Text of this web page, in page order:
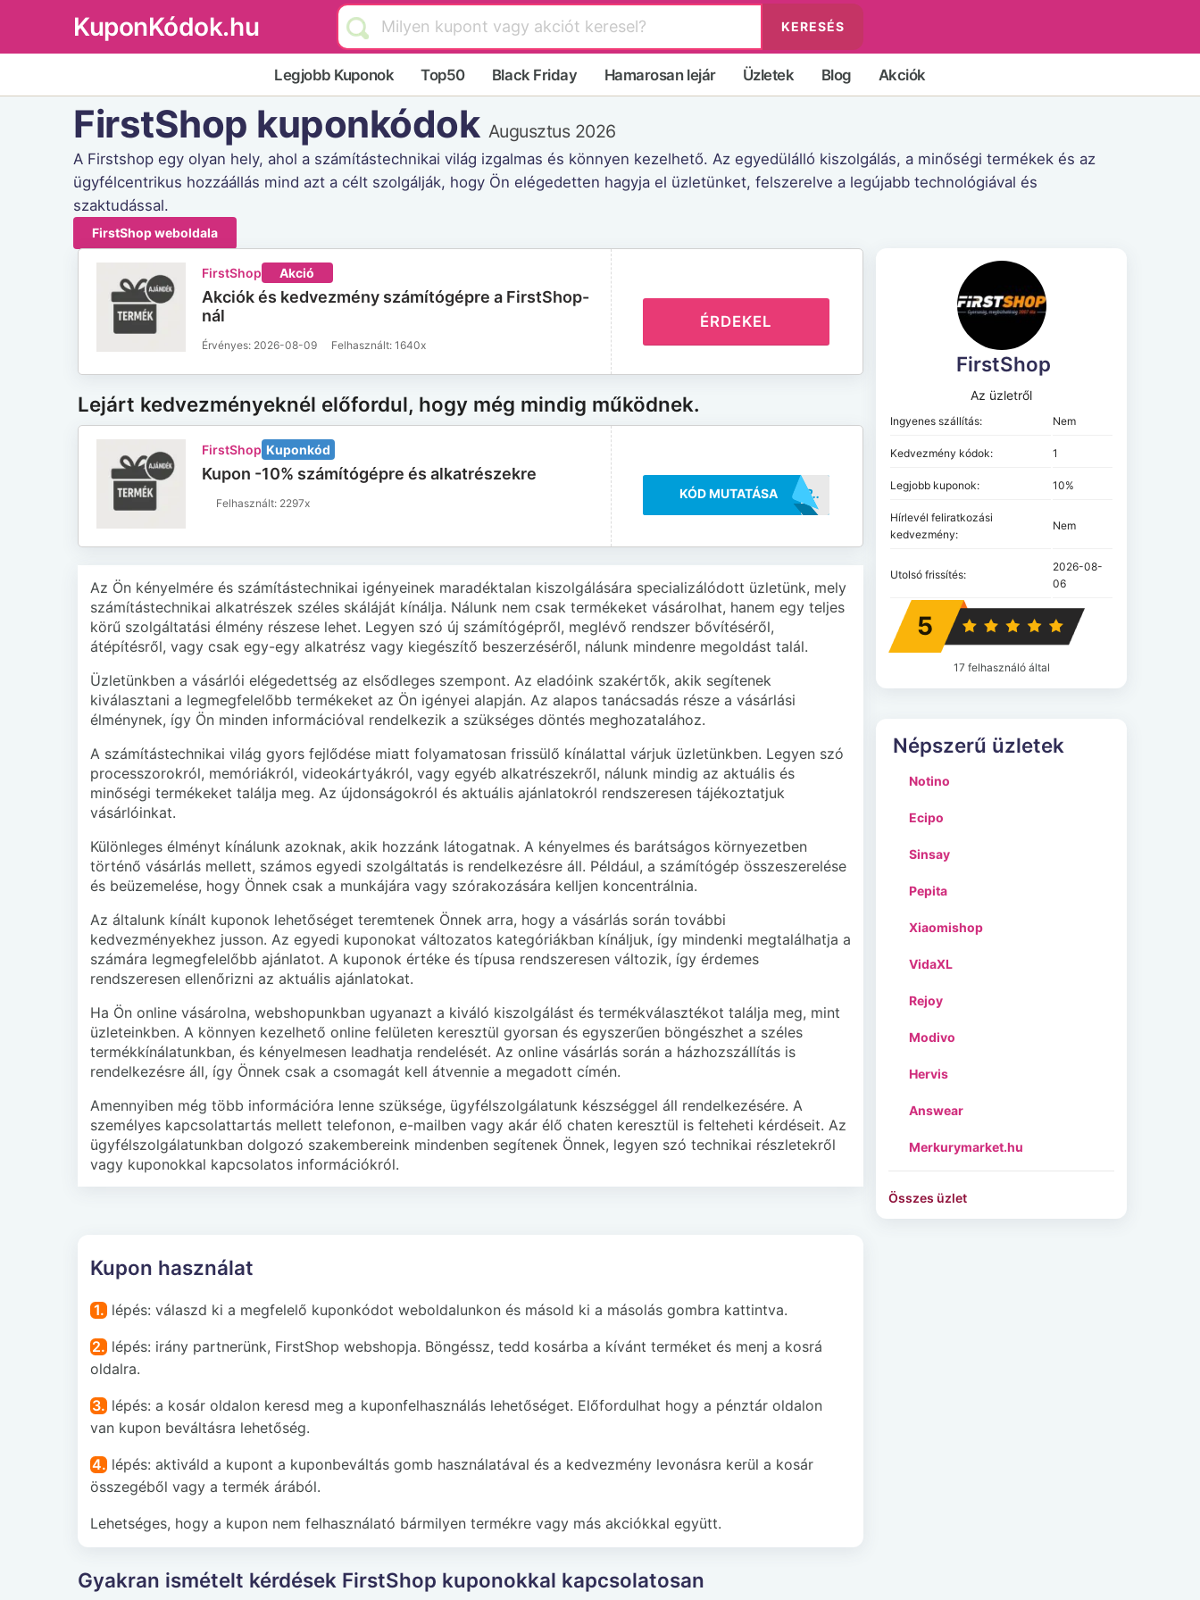
KuponKódok.hu KERESÉS
Legjobb Kuponok Top50 Black Friday Hamarosan lejár Üzletek Blog Akciók
FirstShop kuponkódok Augusztus 2026
A Firstshop egy olyan hely, ahol a számítástechnikai világ izgalmas és könnyen kezelhető. Az egyedülálló kiszolgálás, a minőségi termékek és az
ügyfélcentrikus hozzáállás mind azt a célt szolgálják, hogy Ön elégedetten hagyja el üzletünket, felszerelve a legújabb technológiával és
szaktudással.
FirstShop weboldala
FirstShop Akció
Akciók és kedvezmény számítógépre a FirstShop-
nál
Érvényes: 2026-08-09 1640x
ÉRDEKEL
Lejárt kedvezményeknél előfordul, hogy még mindig működnek.
FirstShop Kuponkód
Kupon -10% számítógépre és alkatrészekre
2297x
KÓD MUTATÁSA ..AÁR
Az Ön kényelmére és számítástechnikai igényeinek maradéktalan kiszolgálására specializálódott üzletünk, mely
számítástechnikai alkatrészek széles skáláját kínálja. Nálunk nem csak termékeket vásárolhat, hanem egy teljes
körű szolgáltatási élmény részese lehet. Legyen szó új számítógépről, meglévő rendszer bővítéséről,
átépítésről, vagy csak egy-egy alkatrész vagy kiegészítő beszerzéséről, nálunk mindenre megoldást talál.
Üzletünkben a vásárlói elégedettség az elsődleges szempont. Az eladóink szakértők, akik segítenek
kiválasztani a legmegfelelőbb termékeket az Ön igényei alapján. Az alapos tanácsadás része a vásárlási
élménynek, így Ön minden információval rendelkezik a szükséges döntés meghozatalához.
A számítástechnikai világ gyors fejlődése miatt folyamatosan frissülő kínálattal várjuk üzletünkben. Legyen szó
processzorokról, memóriákról, videokártyákról, vagy egyéb alkatrészekről, nálunk mindig az aktuális és
minőségi termékeket találja meg. Az újdonságokról és aktuális ajánlatokról rendszeresen tájékoztatjuk
vásárlóinkat.
Különleges élményt kínálunk azoknak, akik hozzánk látogatnak. A kényelmes és barátságos környezetben
történő vásárlás mellett, számos egyedi szolgáltatás is rendelkezésre áll. Például, a számítógép összeszerelése
és beüzemelése, hogy Önnek csak a munkájára vagy szórakozására kelljen koncentrálnia.
Az általunk kínált kuponok lehetőséget teremtenek Önnek arra, hogy a vásárlás során további
kedvezményekhez jusson. Az egyedi kuponokat változatos kategóriákban kínáljuk, így mindenki megtalálhatja a
számára legmegfelelőbb ajánlatot. A kuponok értéke és típusa rendszeresen változik, így érdemes
rendszeresen ellenőrizni az aktuális ajánlatokat.
Ha Ön online vásárolna, webshopunkban ugyanazt a kiváló kiszolgálást és termékválasztékot találja meg, mint
üzleteinkben. A könnyen kezelhető online felületen keresztül gyorsan és egyszerűen böngészhet a széles
termékkínálatunkban, és kényelmesen leadhatja rendelését. Az online vásárlás során a házhozszállítás is
rendelkezésre áll, így Önnek csak a csomagát kell átvennie a megadott címén.
Amennyiben még több információra lenne szüksége, ügyfélszolgálatunk készséggel áll rendelkezésére. A
személyes kapcsolattartás mellett telefonon, e-mailben vagy akár élő chaten keresztül is felteheti kérdéseit. Az
ügyfélszolgálatunkban dolgozó szakembereink mindenben segítenek Önnek, legyen szó technikai részletekről
vagy kuponokkal kapcsolatos információkról.
Kupon használat
1. lépés: válaszd ki a megfelelő kuponkódot weboldalunkon és másold ki a másolás gombra kattintva.
2. lépés: irány partnerünk, FirstShop webshopja. Böngéssz, tedd kosárba a kívánt terméket és menj a kosrá
oldalra.
3. lépés: a kosár oldalon keresd meg a kuponfelhasználás lehetőséget. Előfordulhat hogy a pénztár oldalon
van kupon beváltásra lehetőség.
4. lépés: aktiváld a kupont a kuponbeváltás gomb használatával és a kedvezmény levonásra kerül a kosár
összegéből vagy a termék árából.
Lehetséges, hogy a kupon nem felhasználató bármilyen termékre vagy más akciókkal együtt.
Gyakran ismételt kérdések FirstShop kuponokkal kapcsolatosan
FirstShop
Az üzletről
Ingyenes szállítás: Nem
Kedvezmény kódok: 1
Legjobb kuponok: 10%
Hírlevél feliratkozási
kedvezmény:
Nem
Utolsó frissítés:
2026-08-
06
5
17 felhasználó által
Népszerű üzletek
Notino
Ecipo
Sinsay
Pepita
Xiaomishop
VidaXL
Rejoy
Modivo
Hervis
Answear
Merkurymarket.hu
Összes üzlet